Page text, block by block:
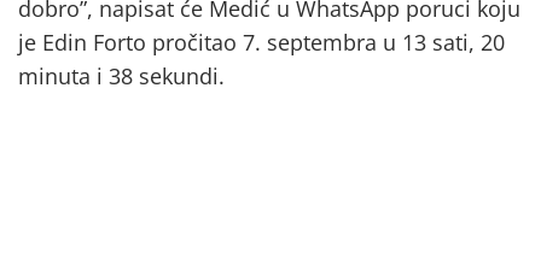
dobro”, napisat će Medić u WhatsApp poruci koju
je Edin Forto pročitao 7. septembra u 13 sati, 20
minuta i 38 sekundi.